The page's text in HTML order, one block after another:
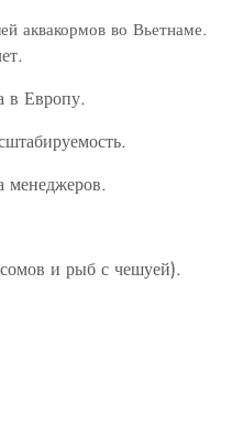
аквакормов во Вьетнаме.
в Европу.
менеджеров.
и рыб с чешуей).